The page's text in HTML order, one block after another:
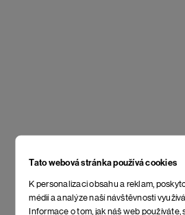
Tato webová stránka používá cookies
K personalizaci obsahu a reklam,
médií a analýze naší návštěvnosti
Informace o tom, jak náš web používáte,